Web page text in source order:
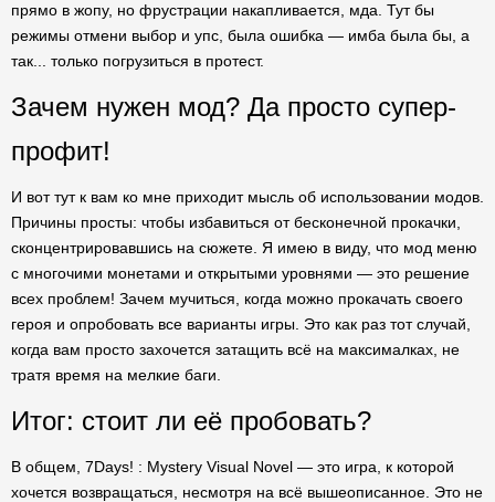
прямо в жопу, но фрустрации накапливается, мда. Тут бы
режимы отмени выбор и упс, была ошибка — имба была бы, а
так... только погрузиться в протест.
Зачем нужен мод? Да просто супер-
профит!
И вот тут к вам ко мне приходит мысль об использовании модов.
Причины просты: чтобы избавиться от бесконечной прокачки,
сконцентрировавшись на сюжете. Я имею в виду, что мод меню
с многочими монетами и открытыми уровнями — это решение
всех проблем! Зачем мучиться, когда можно прокачать своего
героя и опробовать все варианты игры. Это как раз тот случай,
когда вам просто захочется затащить всё на максималках, не
тратя время на мелкие баги.
Итог: стоит ли её пробовать?
В общем, 7Days! : Mystery Visual Novel — это игра, к которой
хочется возвращаться, несмотря на всё вышеописанное. Это не